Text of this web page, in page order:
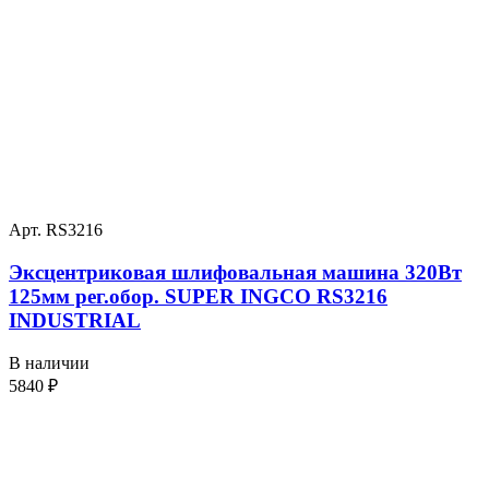
Арт. RS3216
Эксцентриковая шлифовальная машина 320Вт
125мм рег.обор. SUPER INGCO RS3216
INDUSTRIAL
В наличии
5840 ₽